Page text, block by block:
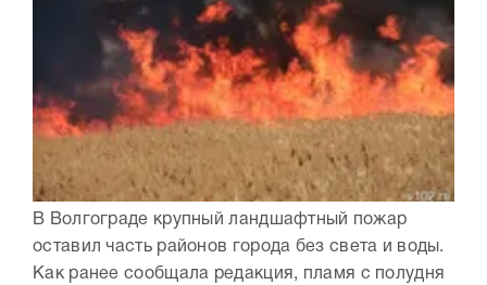
В Волгограде крупный ландшафтный пожар
оставил часть районов города без света и воды.
Как ранее сообщала редакция, пламя с полудня